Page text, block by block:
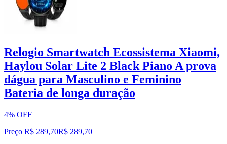
Relogio Smartwatch Ecossistema Xiaomi,
Haylou Solar Lite 2 Black Piano A prova
dágua para Masculino e Feminino
Bateria de longa duração
4% OFF
Preço R$ 289,70R$ 289,70